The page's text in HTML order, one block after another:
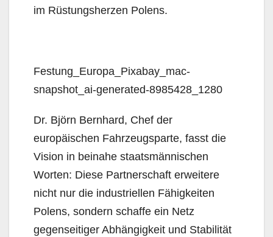
im Rüstungsherzen Polens.
Festung_Europa_Pixabay_mac-
snapshot_ai-generated-8985428_1280
Dr. Björn Bernhard, Chef der
europäischen Fahrzeugsparte, fasst die
Vision in beinahe staatsmännischen
Worten: Diese Partnerschaft erweitere
nicht nur die industriellen Fähigkeiten
Polens, sondern schaffe ein Netz
gegenseitiger Abhängigkeit und Stabilität